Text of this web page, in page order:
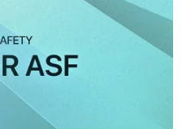
phẩm gốm theo 3 nội
trà đạo, nét văn hóa
Nhật Bản; dụng cụ ăn uống
dạng.